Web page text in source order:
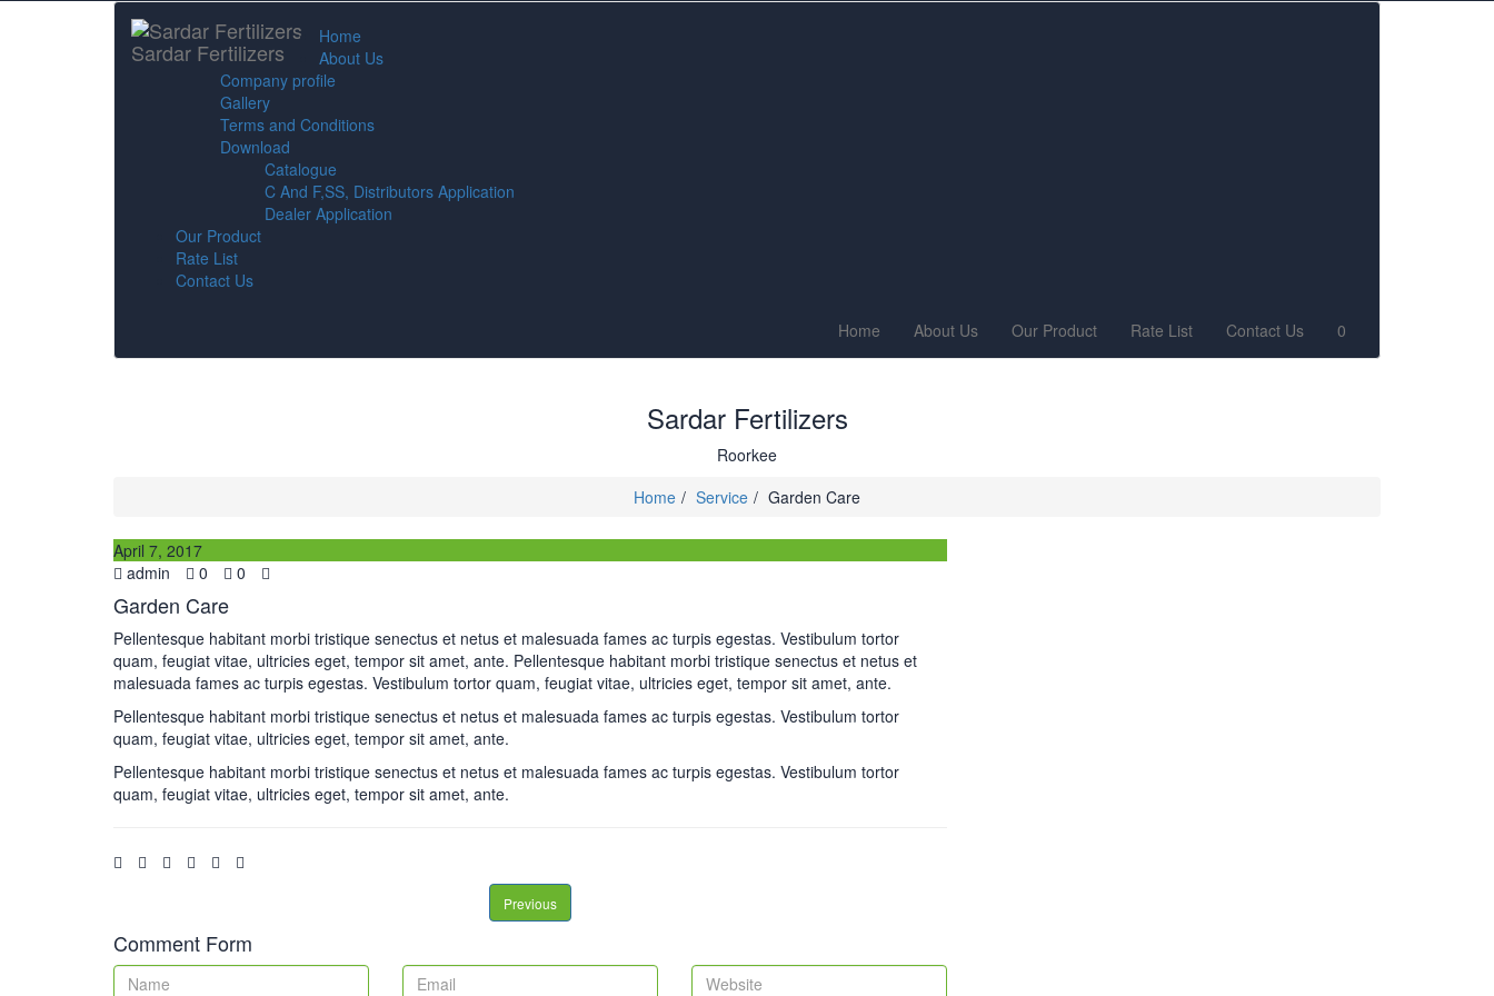
Sardar Fertilizers
Home
About Us
Company profile
Gallery
Terms and Conditions
Download
Catalogue
C And F,SS, Distributors Application
Dealer Application
Our Product
Rate List
Contact Us
0
Home About Us Our Product Rate List Contact Us
Sardar Fertilizers
Roorkee
Home
Service Garden Care
April 7, 2017
admin
0 0
Garden Care
Pellentesque habitant morbi tristique senectus et netus et malesuada fames ac turpis egestas. Vestibulum tortor
quam, feugiat vitae, ultricies eget, tempor sit amet, ante. Pellentesque habitant morbi tristique senectus et netus et
malesuada fames ac turpis egestas. Vestibulum tortor quam, feugiat vitae, ultricies eget, tempor sit amet, ante.
Pellentesque habitant morbi tristique senectus et netus et malesuada fames ac turpis egestas. Vestibulum tortor
quam, feugiat vitae, ultricies eget, tempor sit amet, ante.
Pellentesque habitant morbi tristique senectus et netus et malesuada fames ac turpis egestas. Vestibulum tortor
quam, feugiat vitae, ultricies eget, tempor sit amet, ante.
Previous
Comment Form